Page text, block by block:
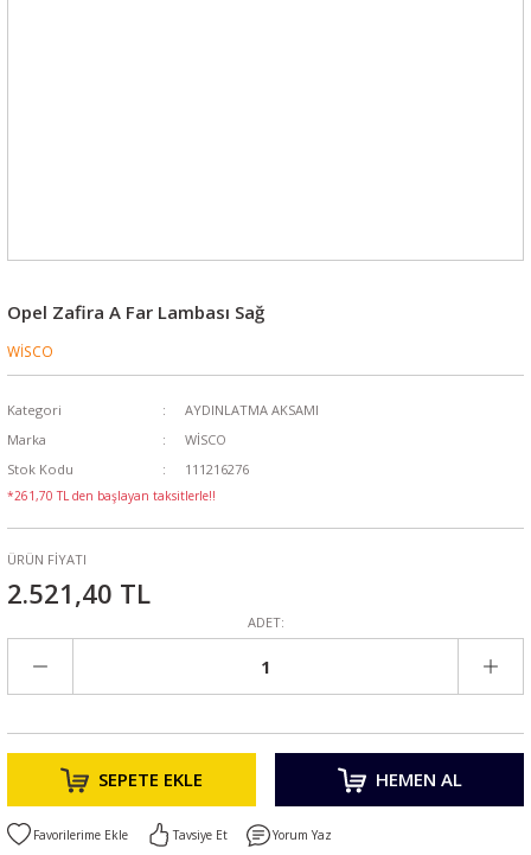
Opel Zafira A Far Lambası Sağ
WİSCO
Kategori
AYDINLATMA AKSAMI
Marka
WİSCO
Stok Kodu
111216276
*261,70 TL den başlayan taksitlerle!!
ÜRÜN FİYATI
2.521,40 TL
ADET:
SEPETE EKLE HEMEN AL
Tavsiye Et Yorum Yaz